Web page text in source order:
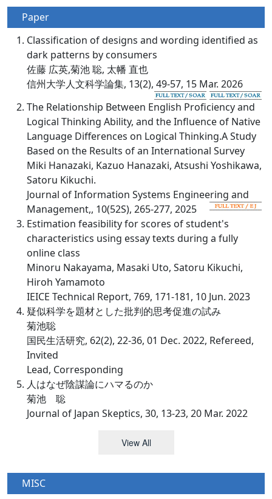
Paper
Classification of designs and wording identified as
dark patterns by consumers
佐藤 広英,菊池 聡, 太幡 直也
信州大学人文科学論集, 13(2), 49-57, 15 Mar. 2026
The Relationship Between English Proficiency and
Logical Thinking Ability, and the Influence of Native
Language Differences on Logical Thinking.A Study
Based on the Results of an International Survey
Miki Hanazaki, Kazuo Hanazaki, Atsushi Yoshikawa,
Satoru Kikuchi.
Journal of Information Systems Engineering and
Management,, 10(52S), 265-277, 2025
Estimation feasibility for scores of student's
characteristics using essay texts during a fully
online class
Minoru Nakayama, Masaki Uto, Satoru Kikuchi,
Hiroh Yamamoto
IEICE Technical Report, 769, 171-181, 10 Jun. 2023
疑似科学を題材とした批判的思考促進の試み
菊池聡
国民生活研究, 62(2), 22-36, 01 Dec. 2022, Refereed,
Invited
Lead, Corresponding
人はなぜ陰謀論にハマるのか
菊池 聡
Journal of Japan Skeptics, 30, 13-23, 20 Mar. 2022
View All
MISC